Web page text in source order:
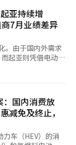
尔沃汽车
代纯电动旗舰车型
敞内部空间和高离
）充电环境，充
航为
，随着时间推移性
安全。尽管具备如
，具备竞争力。
。比亚迪根据韩国
待的PHEV SUV'海
发布了搭载800V
4000亿日元。 推
田将本财年日元兑
日元。丰田认
元，而每贬值1欧
导致的营业利润下
出口量将通过陆
。与财年初相比，
股份的4.22%，
购（TOB）外，
万亿日元。丰田
元，但随后跌至
上调
重不利因素，但政
的集中出货、法人
由于高利
人及租赁业务的
成为国内市场的支
道吸纳，购车方式
量。 电动车
，市场渗透率为
比之下，
的42%，市场份额
车款式及部分车型
亚持续增
7月业绩差异
。由于国内外需求
起亚则凭借电动车
日的汽
市场，
表现不佳。现代汽
剧导致国内和欧洲
辆，较去年
国内消费放
减免及终止，
车（HEV）的消